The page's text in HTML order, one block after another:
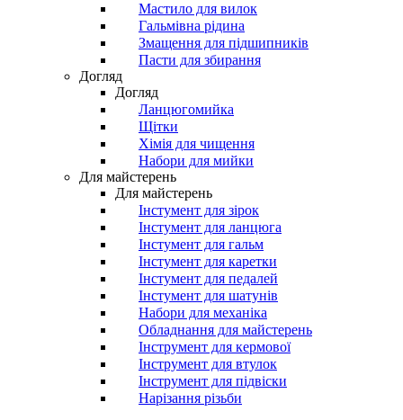
Мастило для вилок
Гальмівна рідина
Змащення для підшипників
Пасти для збирання
Догляд
Догляд
Ланцюгомийка
Щітки
Хімія для чищення
Набори для мийки
Для майстерень
Для майстерень
Інстумент для зірок
Інстумент для ланцюга
Інстумент для гальм
Інстумент для каретки
Інстумент для педалей
Інстумент для шатунів
Набори для механіка
Обладнання для майстерень
Інструмент для кермової
Інструмент для втулок
Інструмент для підвіски
Нарізання різьби